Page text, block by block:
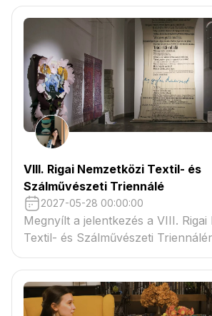
VIII. Rigai Nemzetközi Textil- és
Szálművészeti Triennálé
2027-05-28 00:00:00
Megnyílt a jelentkezés a VIII. Rigai
Textil- és Szálművészeti